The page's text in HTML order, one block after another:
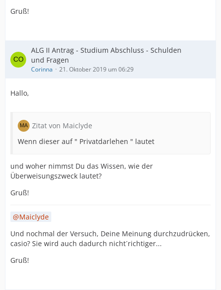
Gruß!
ALG II Antrag - Studium Abschluss - Schulden
und Fragen
Corinna 21. Oktober 2019 um 06:29
Hallo,
Zitat von Maiclyde
Wenn dieser auf " Privatdarlehen " lautet
und woher nimmst Du das Wissen, wie der
Überweisungszweck lautet?
Gruß!
Maiclyde
Und nochmal der Versuch, Deine Meinung durchzudrücken,
casio? Sie wird auch dadurch nicht´richtiger...
Gruß!